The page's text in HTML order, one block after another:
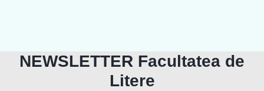
NEWSLETTER Facultatea de
Litere